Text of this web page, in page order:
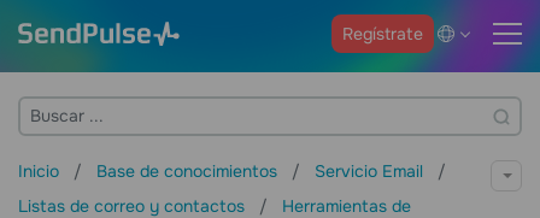
Regístrate
Inicio Base de conocimientos
Servicio Email
Listas de correo y contactos
Herramientas de